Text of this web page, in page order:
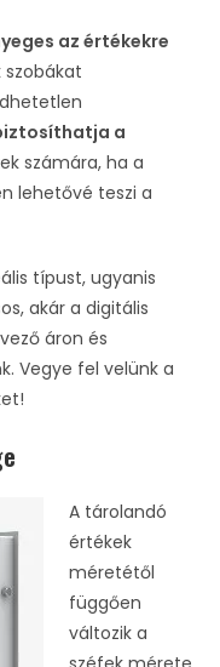
az értékekre
szobákat
a
számára, ha a
lehetővé teszi a
típust, ugyanis
akár a digitális
áron és
Vegye fel velünk a
A tárolandó
értékek
méretétől
függően
változik a